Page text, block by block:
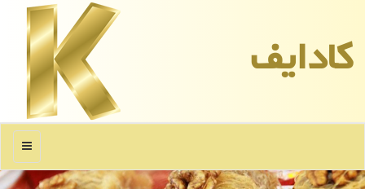
كادایف
منو